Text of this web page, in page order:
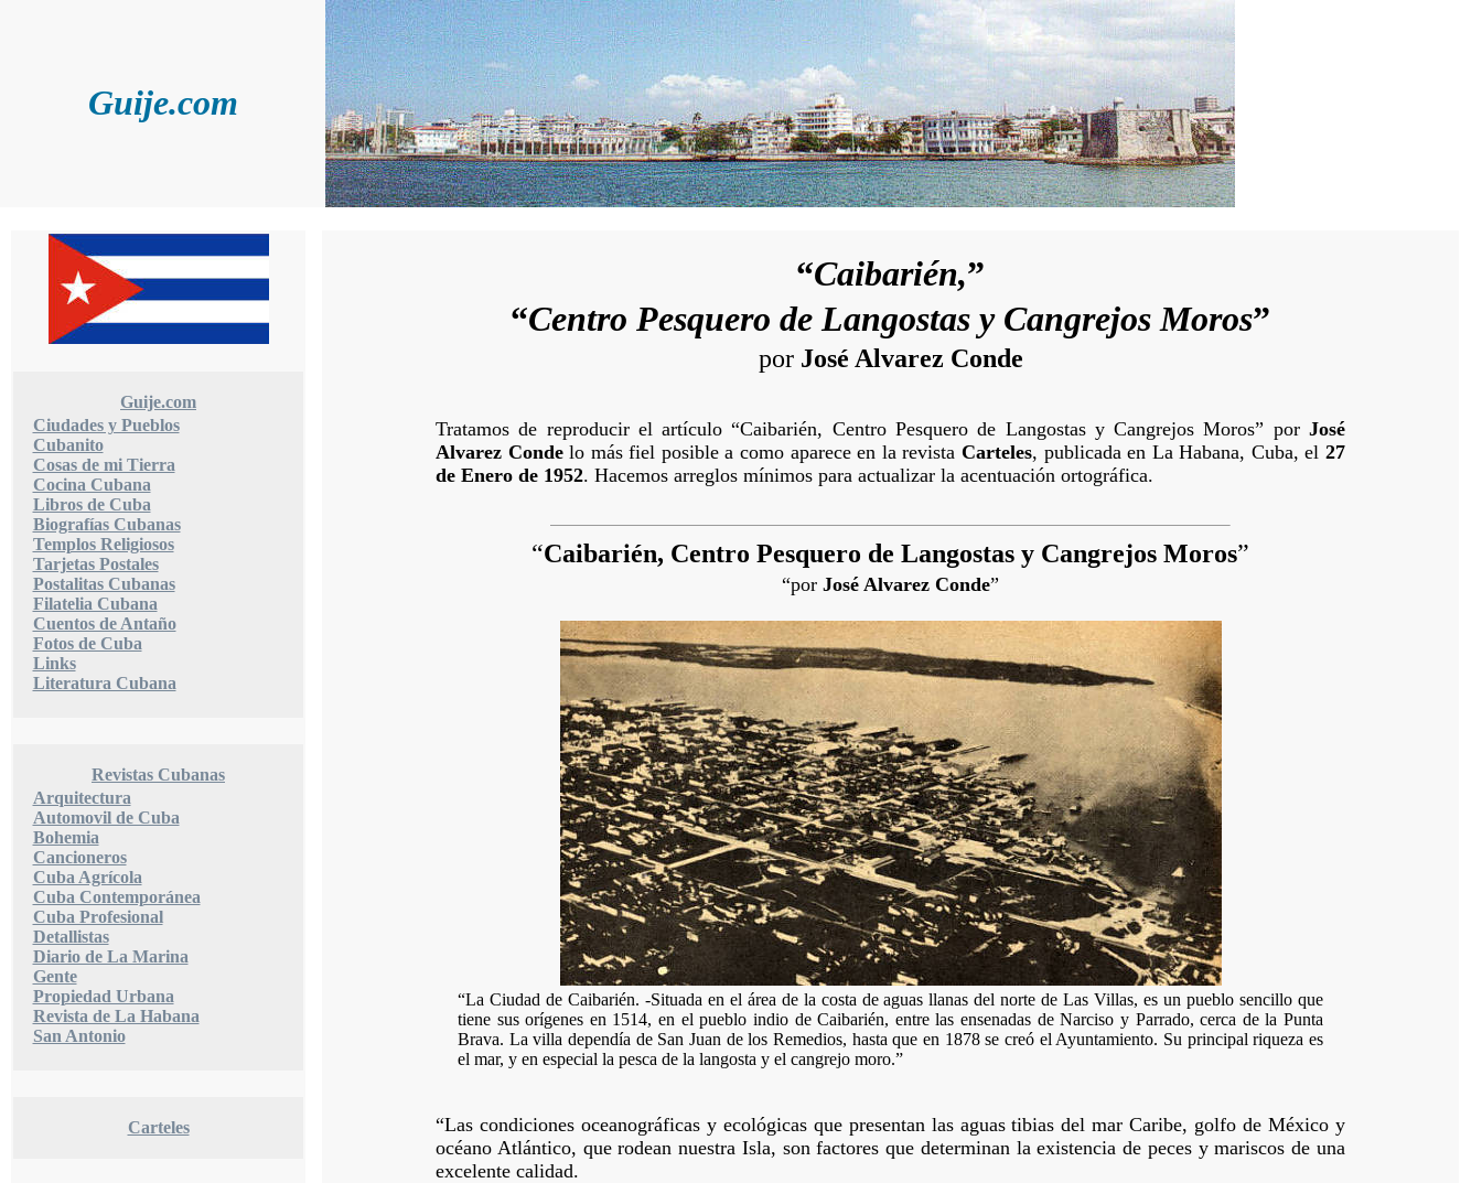
Guije.com
Guije.com
Ciudades y Pueblos
Cubanito
Cosas de mi Tierra
Cocina Cubana
Libros de Cuba
Biografías Cubanas
Templos Religiosos
Tarjetas Postales
Postalitas Cubanas
Filatelia Cubana
Cuentos de Antaño
Fotos de Cuba
Links
Literatura Cubana
Revistas Cubanas
Arquitectura
Automovil de Cuba
Bohemia
Cancioneros
Cuba Agrícola
Cuba Contemporánea
Cuba Profesional
Detallistas
Diario de La Marina
Gente
Propiedad Urbana
Revista de La Habana
San Antonio
Carteles
“Caibarién,”
“Centro Pesquero de Langostas y Cangrejos Moros”
por José Alvarez Conde
Tratamos de reproducir el artículo “Caibarién, Centro Pesquero de Langostas y Cangrejos Moros” por José
Alvarez Condelo más fiel posible a como aparece en la revista Carteles, publicada en La Habana, Cuba, el27
de Enero de 1952. Hacemos arreglos mínimos para actualizar la acentuación ortográfica.
“Caibarién, Centro Pesquero de Langostas y Cangrejos Moros”
“por José Alvarez Conde”
“La Ciudad de Caibarién. -Situada en el área de la costa de aguas llanas del norte de Las Villas, es un pueblo sencillo que
tiene sus orígenes en 1514, en el pueblo indio de Caibarién, entre las ensenadas de Narciso y Parrado, cerca de la Punta
Brava. La villa dependía de San Juan de los Remedios, hasta que en 1878 se creó el Ayuntamiento. Su principal riqueza es
el mar, y en especial la pesca de la langosta y el cangrejo moro.”
“Las condiciones oceanográficas y ecológicas que presentan las aguas tibias del mar Caribe, golfo de México y
océano Atlántico, que rodean nuestra Isla, son factores que determinan la existencia de peces y mariscos de una
excelente calidad.